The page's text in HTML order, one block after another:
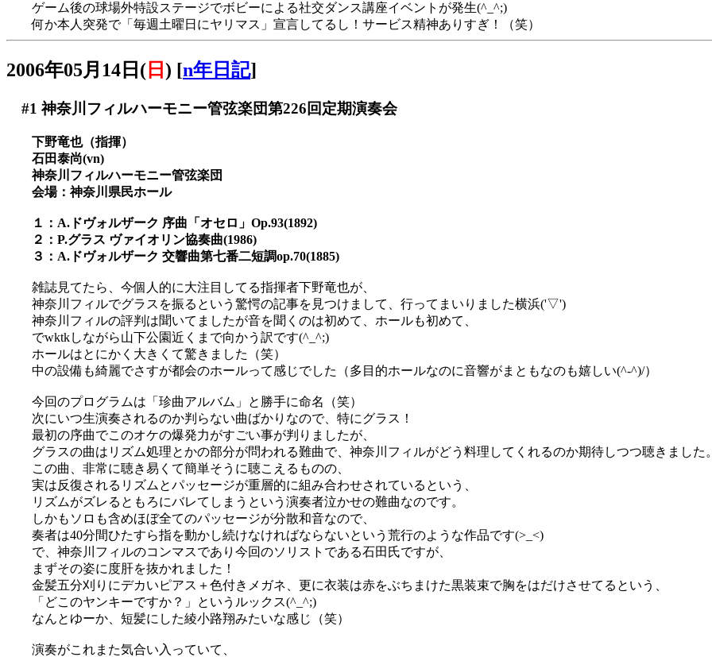
ゲーム後の球場外特設ステージでボビーによる社交ダンス講座イベントが発生(^_^;)
何か本人突発で「毎週土曜日にヤリマス」宣言してるし！サービス精神ありすぎ！（笑）
2006年05月14日( 日 ) [n年日記]
#1 神奈川フィルハーモニー管弦楽団第226回定期演奏会
下野竜也（指揮）
石田泰尚(vn)
神奈川フィルハーモニー管弦楽団
会場：神奈川県民ホール
１：A.ドヴォルザーク 序曲「オセロ」Op.93(1892)
２：P.グラス ヴァイオリン協奏曲(1986)
３：A.ドヴォルザーク 交響曲第七番二短調op.70(1885)
雑誌見てたら、今個人的に大注目してる指揮者下野竜也が、
神奈川フィルでグラスを振るという驚愕の記事を見つけまして、行ってまいりました横浜('▽')
神奈川フィルの評判は聞いてましたが音を聞くのは初めて、ホールも初めて、
でwktkしながら山下公園近くまで向かう訳です(^_^;)
ホールはとにかく大きくて驚きました（笑）
中の設備も綺麗でさすが都会のホールって感じでした（多目的ホールなのに音響がまともなのも嬉しい(^-^)/）
今回のプログラムは「珍曲アルバム」と勝手に命名（笑）
次にいつ生演奏されるのか判らない曲ばかりなので、特にグラス！
最初の序曲でこのオケの爆発力がすごい事が判りましたが、
グラスの曲はリズム処理とかの部分が問われる難曲で、神奈川フィルがどう料理してくれるのか期待しつつ聴きました
この曲、非常に聴き易くて簡単そうに聴こえるものの、
実は反復されるリズムとパッセージが重層的に組み合わせされているという、
リズムがズレるともろにバレてしまうという演奏者泣かせの難曲なのです。
しかもソロも含めほぼ全てのパッセージが分散和音なので、
奏者は40分間ひたすら指を動かし続けなければならないという荒行のような作品です(>_<)
で、神奈川フィルのコンマスであり今回のソリストである石田氏ですが、
まずその姿に度肝を抜かれました！
金髪五分刈りにデカいピアス＋色付きメガネ、更に衣装は赤をぶちまけた黒装束で胸をはだけさせてるという、
「どこのヤンキーですか？」というルックス(^_^;)
なんとゆーか、短髪にした綾小路翔みたいな感じ（笑）
演奏がこれまた気合い入っていて、